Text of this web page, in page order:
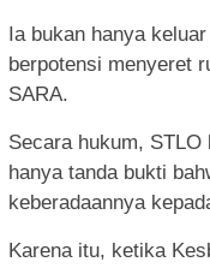
Ia bukan hanya
berpotensi menyeret
SARA.
Secara hukum,
hanya tanda bukti
keberadaannya
Karena itu, ketika